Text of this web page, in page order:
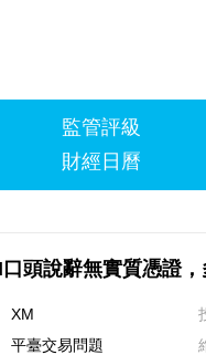
監管評級
財經日曆
XM
平臺交易問題